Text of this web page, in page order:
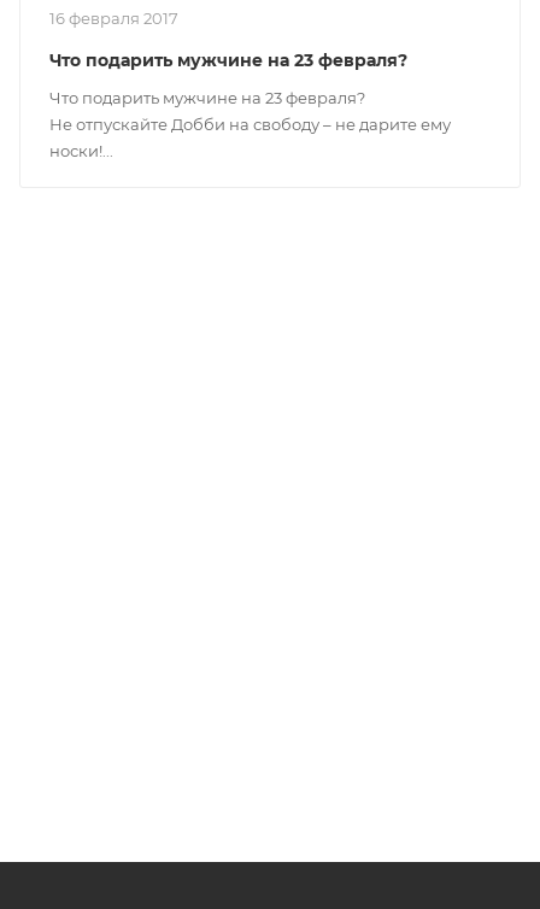
16 февраля 2017
Что подарить мужчине на 23 февраля?
Что подарить мужчине на 23 февраля?
Не отпускайте Добби на свободу – не дарите ему
носки!...